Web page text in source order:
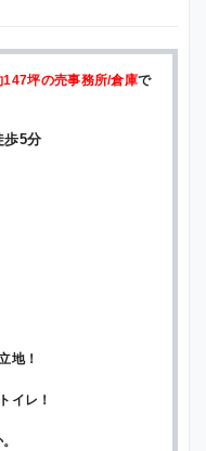
147坪の売事務所/倉庫で
5分
地！
イレ！